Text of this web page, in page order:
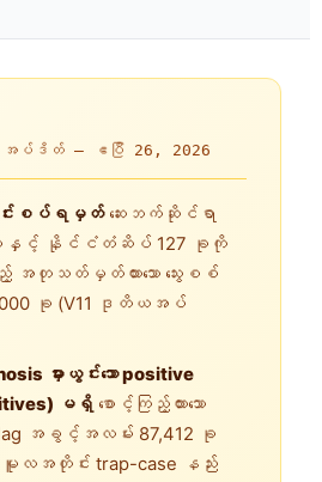
အပ်ဒိတ် — ဧပြီ 26, 2026
ါင်းစပ်ရမှတ်ဆေးဘက်ဆိုင်ရာ
ခုနှင့် နိုင်ငံတံဆိပ် 127 ခုကို
သည့် အတုသတ်မှတ်ထားသော သွေးစစ်
ခု (V11 ဒုတိယအပ်
မှားယွင်းသော positive
မရှိ စောင့်ကြည့်ထားသော
အခွင့်အလမ်း 87,412 ခု
မူလအတိုင်း trap-case နည်း